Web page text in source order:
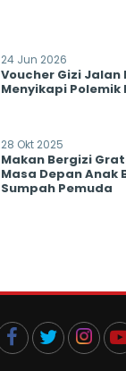
24 Jun 2026
Voucher Gizi
Menyikapi Polemik
28 Okt 2025
Makan Bergizi
Masa Depan Anak
Sumpah Pemuda